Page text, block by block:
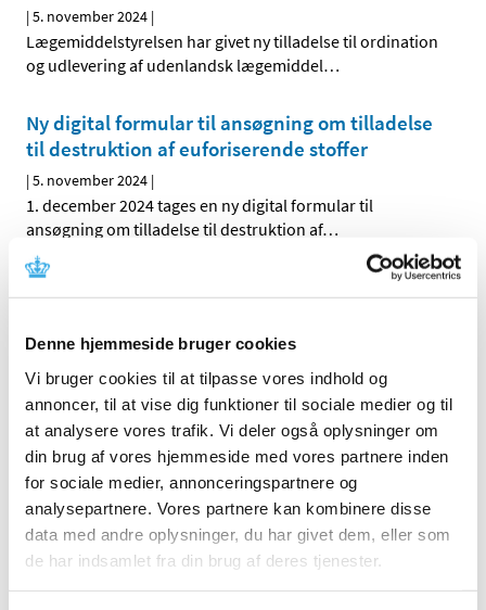
Denne hjemmeside bruger cookies
Vi bruger cookies til at tilpasse vores indhold og
annoncer, til at vise dig funktioner til sociale medier og til
at analysere vores trafik. Vi deler også oplysninger om
din brug af vores hjemmeside med vores partnere inden
for sociale medier, annonceringspartnere og
analysepartnere. Vores partnere kan kombinere disse
data med andre oplysninger, du har givet dem, eller som
de har indsamlet fra din brug af deres tjenester.
|5. november 2024 |
Lægemiddelstyrelsen har givet ny tilladelse til ordination
og udlevering af udenlandsk lægemiddel…
Ny digital formular til ansøgning om tilladelse
til destruktion af euforiserende stoffer
|5. november 2024 |
1. december 2024 tages en ny digital formular til
ansøgning om tilladelse til destruktion af…
1 2
TID
2026 (84)
2025 (158)
december (28)
november (28)